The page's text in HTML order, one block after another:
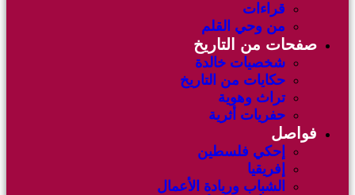
قراءات
من وحي القلم
صفحات من التاريخ
شخصيات خالدة
حكايات من التاريخ
تراث وهوية
حفريات أثرية
فواصل
إحكي فلسطين
إفريقيا
الشباب وريادة الأعمال